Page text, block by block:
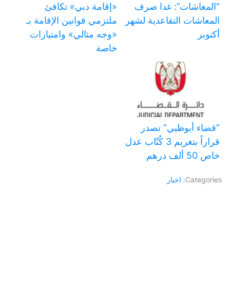
“المعاشات”: غدا صرف
المعاشات التقاعدية لشهر
أكتوبر
«إقامة دبي» تكافئ
ملتزمي قوانين الإقامة بـ
«وجه مثالي» وامتيازات
خاصة
‏”قضاء أبوظبي” تصدر
قراراً بتغريم 3 كُتّاب عدل
خاص 50 ألف درهم
Categories: اخبار